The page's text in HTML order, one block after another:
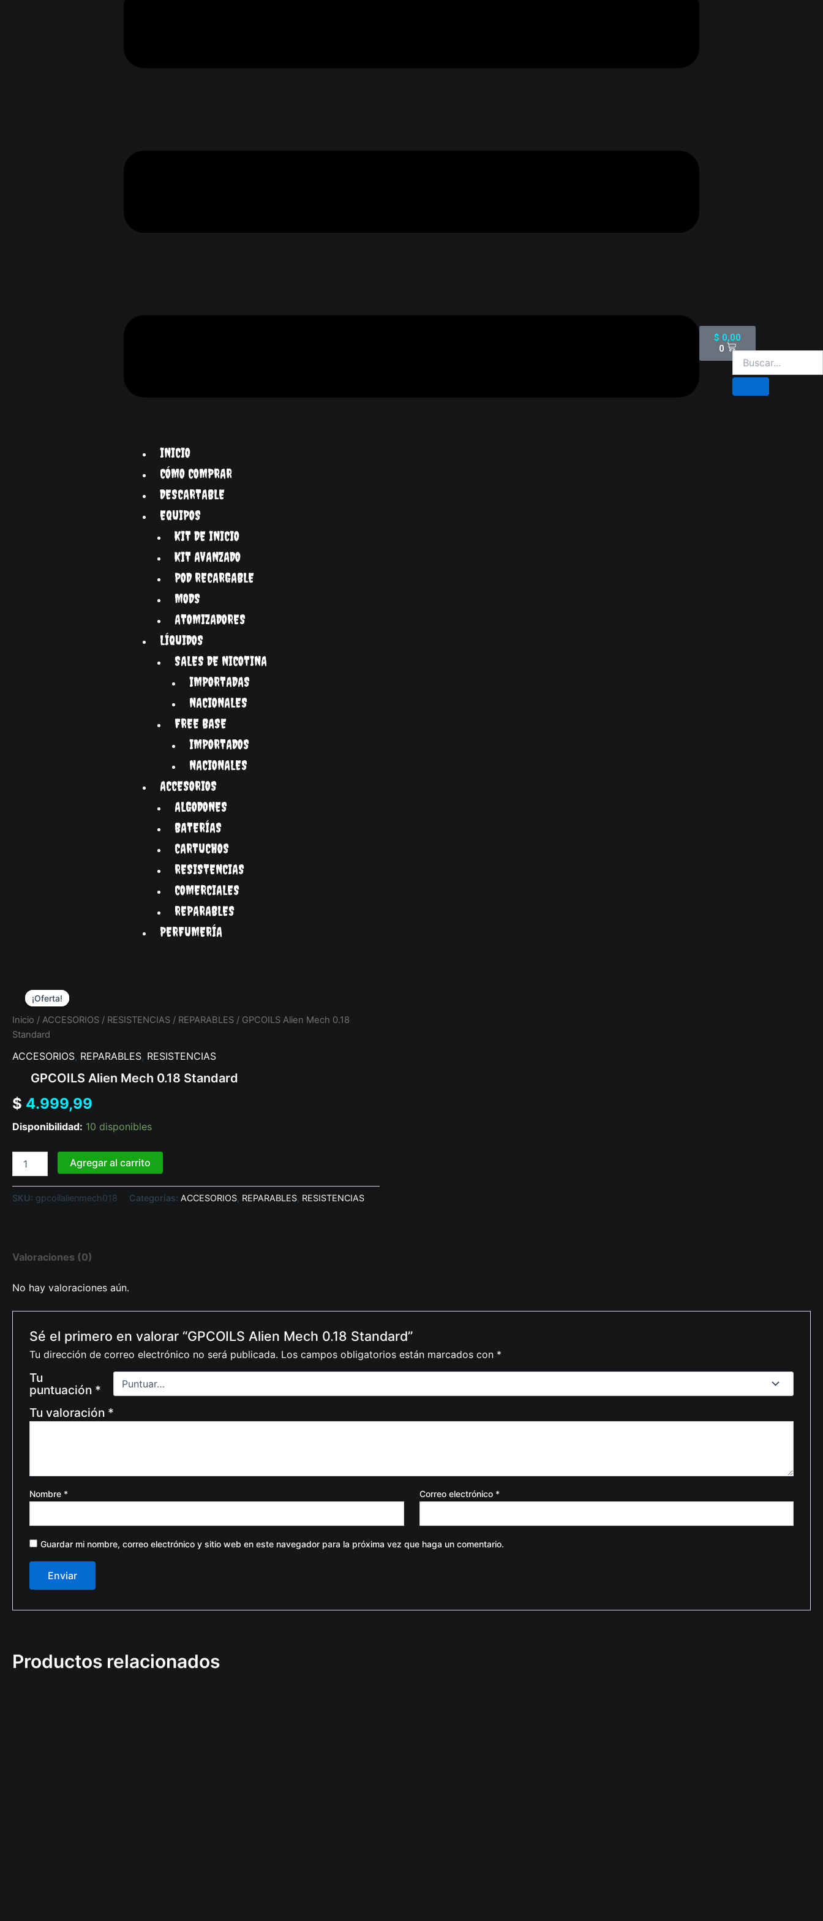
INICIO
CÓMO COMPRAR
DESCARTABLE
EQUIPOS
KIT DE INICIO
KIT AVANZADO
POD RECARGABLE
MODS
ATOMIZADORES
LÍQUIDOS
SALES DE NICOTINA
IMPORTADAS
NACIONALES
FREE BASE
IMPORTADOS
NACIONALES
ACCESORIOS
ALGODONES
BATERÍAS
CARTUCHOS
RESISTENCIAS
COMERCIALES
REPARABLES
PERFUMERÍA
$ 0,00
0
Cart
Inicio / ACCESORIOS / RESISTENCIAS / REPARABLES / GPCOILS Alien Mech 0.18
Standard
ACCESORIOS, REPARABLES, RESISTENCIAS
GPCOILS Alien Mech 0.18 Standard
$ 4.999,99
Disponibilidad: 10 disponibles
Alien
Mech
0.18
Standard
Agregar al carrito
SKU: gpcoilalienmech018 Categorías: ACCESORIOS, REPARABLES, RESISTENCIAS
Valoraciones (0)
No hay valoraciones aún.
Sé el primero en valorar “GPCOILS Alien Mech 0.18 Standard”
Tu dirección de correo electrónico no será publicada. Los campos obligatorios están marcados con *
Tu
puntuación *
Tu valoración *
Nombre * Correo electrónico *
Guardar mi nombre, correo electrónico y sitio web en este navegador para la próxima vez que haga un comentario.
Productos relacionados
¡Oferta!
¡Oferta!
price
was:
$ 35.000,00.$ 25.000,00.